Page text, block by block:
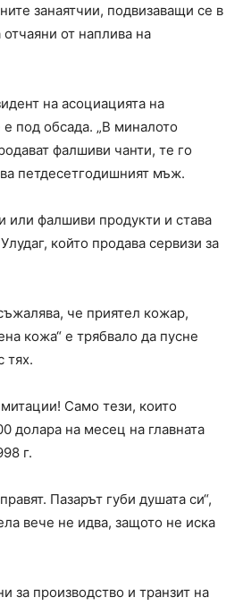
занаятчии, подвизаващи се в
от наплива на
на асоциацията на
под обсада. „В миналото
фалшиви чанти, те го
петдесетгодишният мъж.
или фалшиви продукти и става
който продава сервизи за
че приятел кожар,
кожа“ е трябвало да пусне
тях.
Само тези, които
долара на месец на главната
г.
Пазарът губи душата си“,
вече не идва, защото не иска
за производство и транзит на